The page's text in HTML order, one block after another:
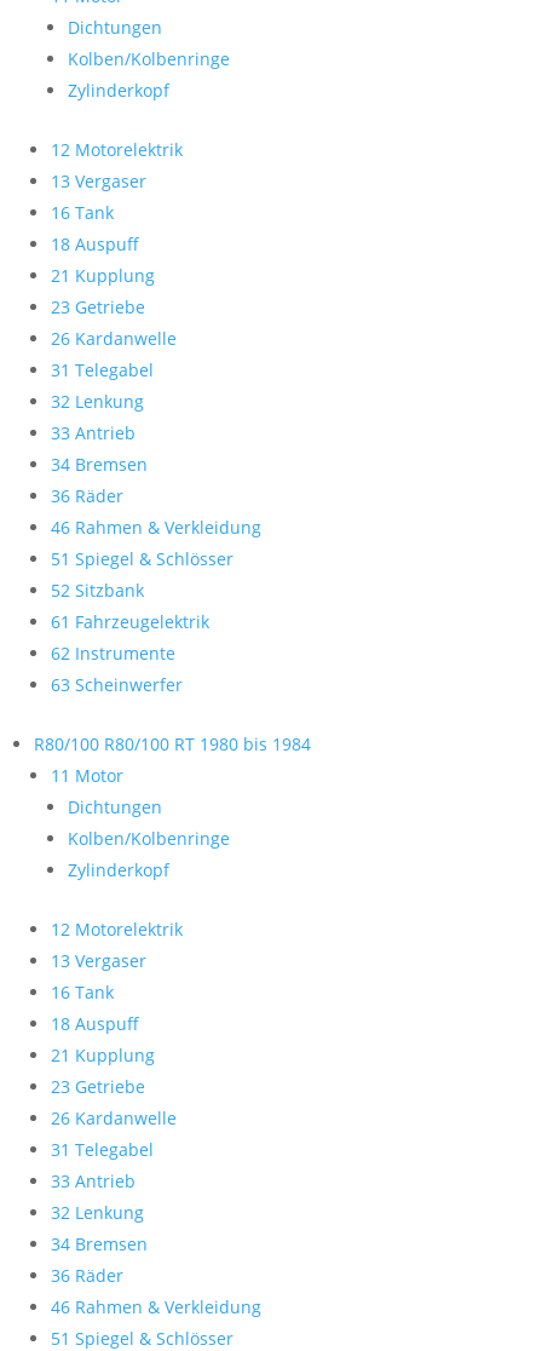
Dichtungen
Kolben/Kolbenringe
Zylinderkopf
12 Motorelektrik
13 Vergaser
16 Tank
18 Auspuff
21 Kupplung
23 Getriebe
26 Kardanwelle
31 Telegabel
32 Lenkung
33 Antrieb
34 Bremsen
36 Räder
46 Rahmen & Verkleidung
51 Spiegel & Schlösser
52 Sitzbank
61 Fahrzeugelektrik
62 Instrumente
63 Scheinwerfer
R80/100 R80/100 RT 1980 bis 1984
11 Motor
Dichtungen
Kolben/Kolbenringe
Zylinderkopf
12 Motorelektrik
13 Vergaser
16 Tank
18 Auspuff
21 Kupplung
23 Getriebe
26 Kardanwelle
31 Telegabel
33 Antrieb
32 Lenkung
34 Bremsen
36 Räder
46 Rahmen & Verkleidung
51 Spiegel & Schlösser